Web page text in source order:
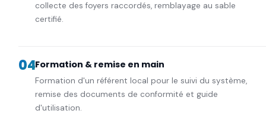
collecte des foyers raccordés, remblayage au sable
certifié.
04Formation & remise en main
Formation d'un référent local pour le suivi du système,
remise des documents de conformité et guide
d'utilisation.